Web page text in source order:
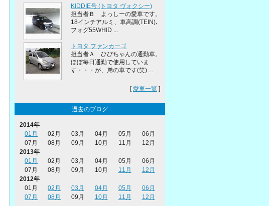
KIDDIE号 (トヨタ ヴォクシー)
担当者Ｂ よっしーの愛車です。
18インチアルミ、車高調(TEIN)､
フォグ55WHID ...
トヨタ ファンカーゴ
担当者Ａ ひびちゃんの通勤車。
ほぼ毎日通勤で使用していま
す・・・が、弟の車です(笑) ...
[愛車一覧 ]
過去のブログ
2014年
01月
02月 03月 04月 05月
06月
07月
08月 09月 10月 11月
12月
2013年
01月
02月 03月 04月 05月
06月
07月
08月 09月 10月 11月
12月
2012年
01月
02月 03月 04月 05月
06月
07月
08月 09月 10月 11月 12月